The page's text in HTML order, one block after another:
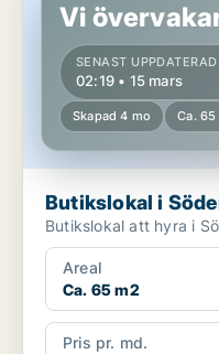
Vi
SENAST UPPDATERAD
02:19 • 15 mars
Skapad 4 mo Ca. 65
Butikslokal i
Butikslokal att hyra i
Areal
Ca. 65 m2
Pris pr. md.